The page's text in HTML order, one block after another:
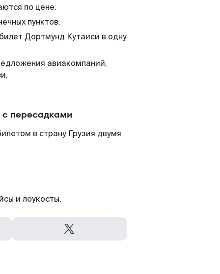
по цене.
пунктов.
Дортмунд Кутаиси в одну
авиакомпаний,
пересадками
в страну Грузия двумя
и лоукосты.